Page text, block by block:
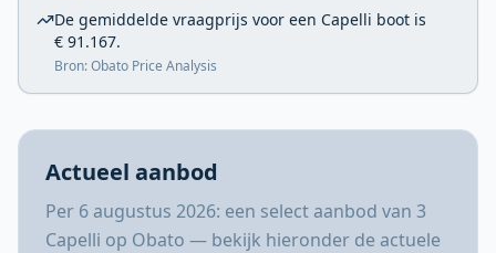
De gemiddelde vraagprijs voor een Capelli boot is
€ 91.167.
Bron: Obato Price Analysis
Actueel aanbod
Per 6 augustus 2026: een select aanbod van 3
Capelli op Obato — bekijk hieronder de actuele